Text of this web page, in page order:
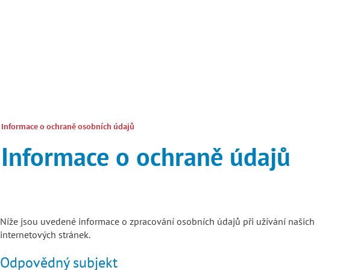
Informace o ochraně osobních údajů
Informace o ochraně údajů
Níže jsou uvedené informace o zpracování osobních údajů při užívání našich
internetových stránek.
Odpovědný subjekt